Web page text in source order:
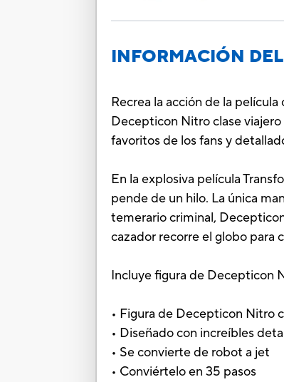
INFORMACIÓN
Recrea la acción de la
Decepticon Nitro clase
favoritos de los fans y
En la explosiva película
pende de un hilo. La única
temerario criminal,
cazador recorre el globo para
Incluye figura de Decepticon
• Figura de Decepticon Nitro
• Diseñado con increíbles
• Se convierte de robot a jet
• Conviértelo en 35 pasos